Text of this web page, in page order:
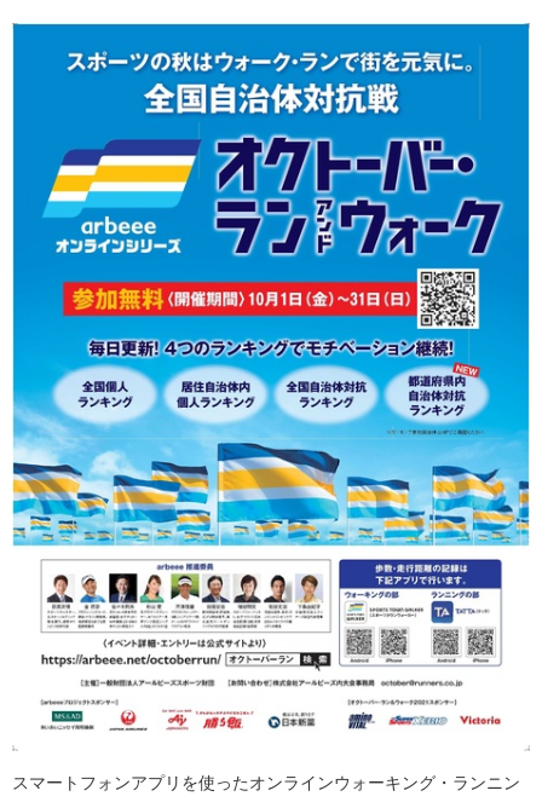
スマートフォンアプリを使ったオンラインウォーキング・ランニン